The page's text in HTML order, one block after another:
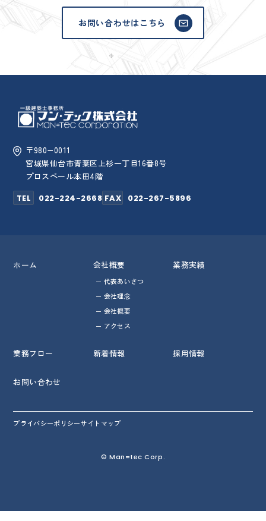
お問い合わせはこちら
〒980−0011
宮城県仙台市青葉区上杉一丁目16番8号
プロスペール本田4階
TEL
022-224-2668 FAX 022-267-5896
ホーム 会社概要
代表あいさつ
会社理念
会社概要
アクセス
業務実績
業務フロー 新着情報 採用情報
お問い合わせ
プライバシーポリシーサイトマップ
© Man=tec Corp.